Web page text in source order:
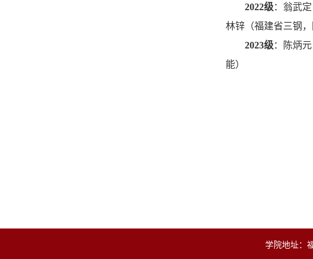
2022级：翁武
林锌（福建省三钢，
2023级：陈炳
能）
学院地址：